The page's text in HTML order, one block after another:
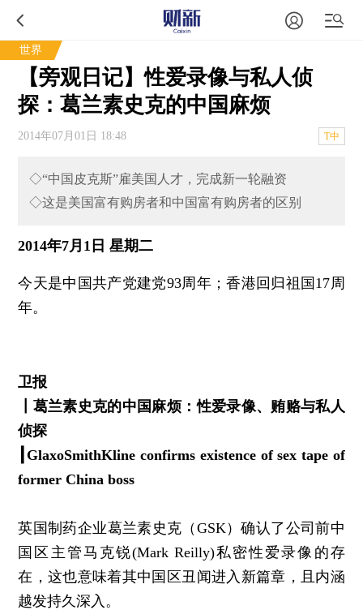
世界
【旁观日记】性爱录像与私人侦
探：葛兰素史克的中国麻烦
2014年07月01日 18:48 T中
◇“中国皮克斯”雇美国人才，完成新一轮融资
◇这是美国富有购房者和中国富有购房者的区别
2014年7月1日 星期二
今天是中国共产党建党93周年；香港回归祖国17周
年。
卫报
葛兰素史克的中国麻烦：性爱录像、贿赂与私人
侦探
GlaxoSmithKline confirms existence of sex tape of
former China boss
英国制药企业葛兰素史克（GSK）确认了公司前中
国区主管马克锐(Mark Reilly)私密性爱录像的存
在，这也意味着其中国区丑闻进入新篇章，且内涵
越发持久深入。